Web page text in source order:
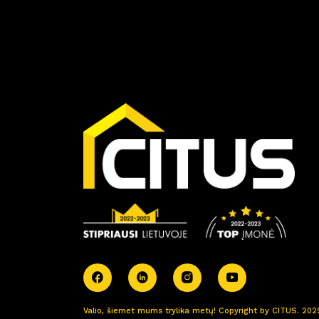
Valio, šiemet mums trylika metų! Copyright by CITUS.